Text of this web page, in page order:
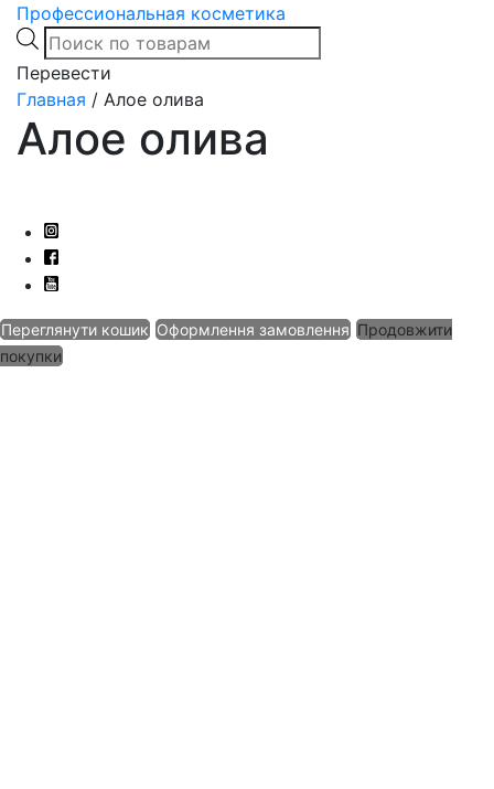
Профессиональная косметика
Products
search
Перевести
Главная / Алое олива
Алое олива
Переглянути кошик Оформлення замовлення Продовжити
покупки